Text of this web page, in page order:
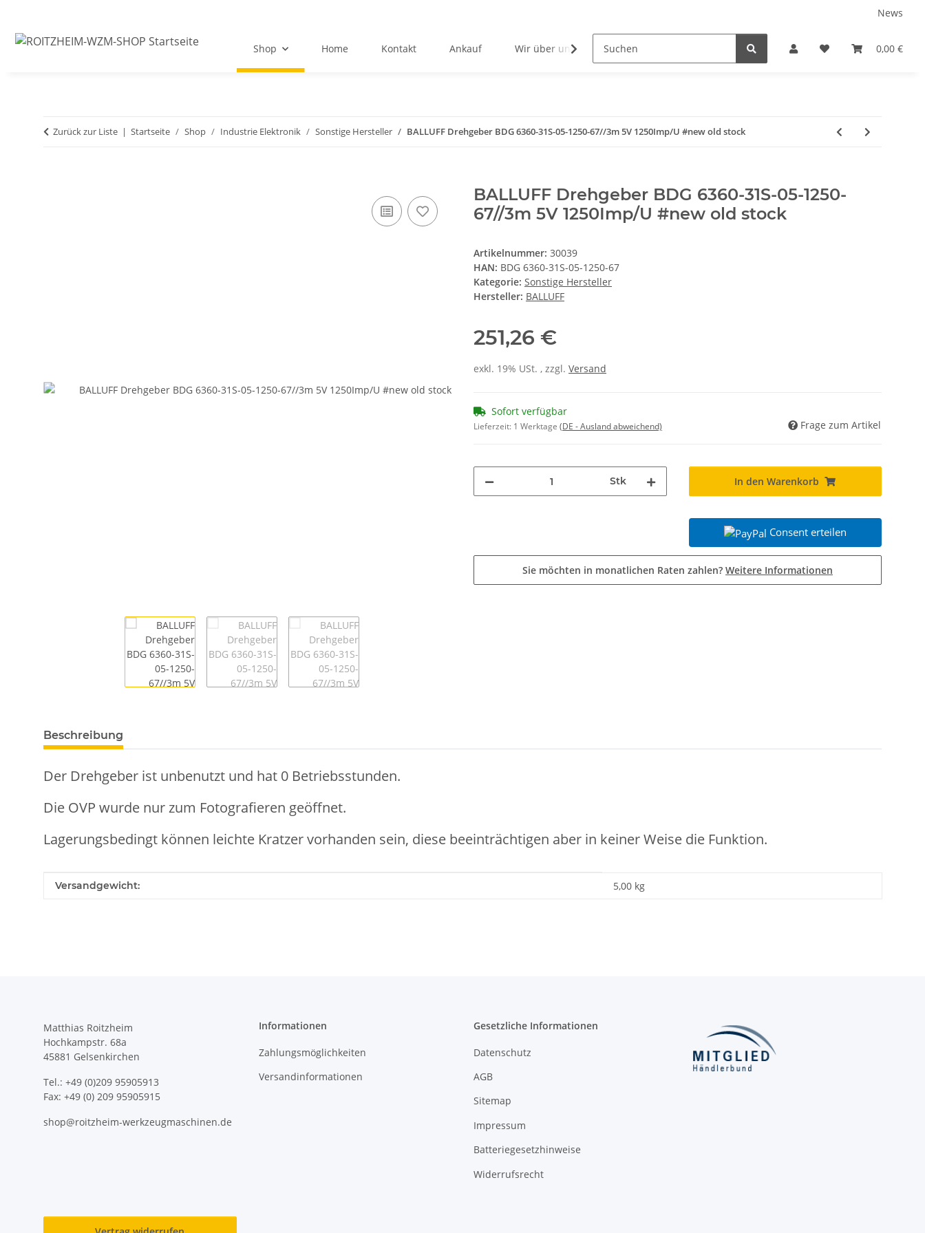
News
0,00 €
Shop Home Kontakt Ankauf Wir über uns
Zurück zur Liste Startseite Shop Industrie Elektronik Sonstige Hersteller BALLUFF Drehgeber BDG 6360-31S-05-1250-67//3m 5V 1250Imp/U #new old stock
BALLUFF Drehgeber BDG 6360-31S-05-1250-
67//3m 5V 1250Imp/U #new old stock
Artikelnummer: 30039
HAN: BDG 6360-31S-05-1250-67
Kategorie: Sonstige Hersteller
Hersteller: BALLUFF
251,26 €
exkl. 19% USt. , zzgl. Versand
Sofort verfügbar
Lieferzeit: 1 Werktage (DE - Ausland abweichend) Frage zum Artikel
Stk In den Warenkorb
Consent erteilen
Sie möchten in monatlichen Raten zahlen? Weitere Informationen
Beschreibung
Der Drehgeber ist unbenutzt und hat 0 Betriebsstunden.
Die OVP wurde nur zum Fotografieren geöffnet.
Lagerungsbedingt können leichte Kratzer vorhanden sein, diese beeinträchtigen aber in keiner Weise die Funktion.
Produkteigenschaft
Wert
Versandgewicht: 5,00 kg
Matthias Roitzheim
Hochkampstr. 68a
45881 Gelsenkirchen
Tel.: +49 (0)209 95905913
Fax: +49 (0) 209 95905915
shop@roitzheim-werkzeugmaschinen.de
Informationen
Zahlungsmöglichkeiten
Versandinformationen
Gesetzliche Informationen
Datenschutz
AGB
Sitemap
Impressum
Batteriegesetzhinweise
Widerrufsrecht